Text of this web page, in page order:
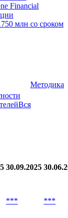
Financial
млн
Financial
30.09.2025